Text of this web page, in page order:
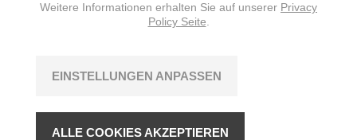
Weitere Informationen erhalten Sie auf unserer Privacy
Policy Seite
EINSTELLUNGEN ANPASSEN
ALLE COOKIES AKZEPTIEREN